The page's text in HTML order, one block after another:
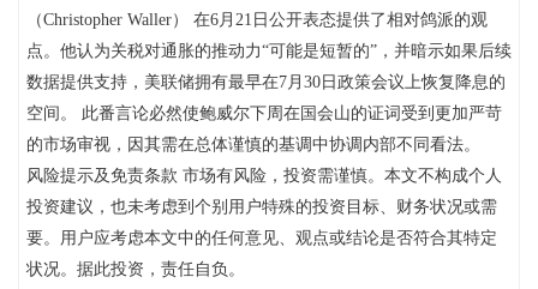
（Christopher Waller） 在6月21日公开表态提供了相对鸽派的观
点。他认为关税对通胀的推动力“可能是短暂的”，并暗示如果后续
数据提供支持，美联储拥有最早在7月30日政策会议上恢复降息的
空间。 此番言论必然使鲍威尔下周在国会山的证词受到更加严苛
的市场审视，因其需在总体谨慎的基调中协调内部不同看法。
风险提示及免责条款 市场有风险，投资需谨慎。本文不构成个人
投资建议，也未考虑到个别用户特殊的投资目标、财务状况或需
要。用户应考虑本文中的任何意见、观点或结论是否符合其特定
状况。据此投资，责任自负。